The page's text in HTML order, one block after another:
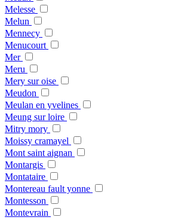
Melesse
Melun
Mennecy
Menucourt
Mer
Meru
Mery sur oise
Meudon
Meulan en yvelines
Meung sur loire
Mitry mory
Moissy cramayel
Mont saint aignan
Montargis
Montataire
Montereau fault yonne
Montesson
Montevrain